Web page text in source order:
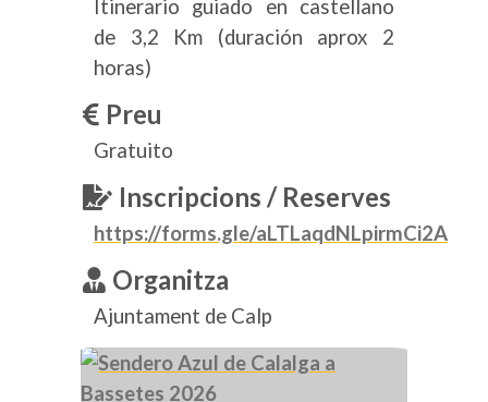
Itinerario guiado en castellano
de 3,2 Km (duración aprox 2
horas)
Preu
Gratuito
Inscripcions / Reserves
https://forms.gle/aLTLaqdNLpirmCi2A
Organitza
Ajuntament de Calp